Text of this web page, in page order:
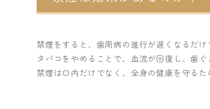
禁煙をすると、歯周病の進行が遅くなるだ
タバコをやめることで、血流が回復し、歯ぐ
禁煙は口内だけでなく、全身の健康を守るた